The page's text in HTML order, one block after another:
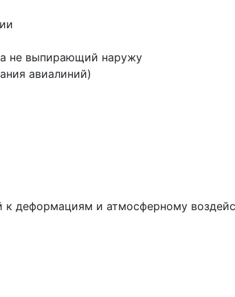
не выпирающий наружу
авиалиний)
деформациям и атмосферному